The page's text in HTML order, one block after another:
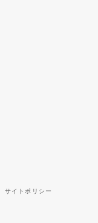
サイトポリシー